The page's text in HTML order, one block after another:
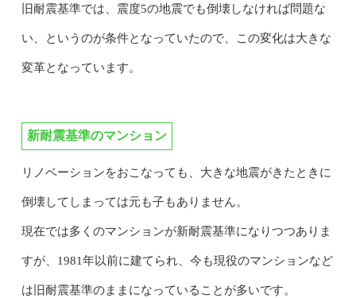
旧耐震基準では、震度5の地震でも倒壊しなければ問題な
い、というのが条件となっていたので、この変化は大きな
変革となっています。
新耐震基準のマンション
リノベーションをおこなっても、大きな地震がきたときに
倒壊してしまっては元も子もありません。
現在では多くのマンションが新耐震基準になりつつありま
すが、1981年以前に建てられ、今も現役のマンションなど
は旧耐震基準のままになっていることが多いです。